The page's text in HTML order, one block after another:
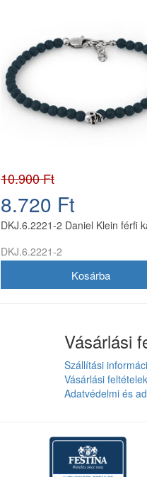
10.900 Ft
8.720 Ft
DKJ.6.2221-2 Daniel Klein férfi
DKJ.6.2221-2
Vásárlási
Szállítási
Vásárlási feltételek
Adatvédelmi és